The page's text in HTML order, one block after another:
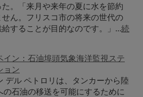
。「来月や来年の夏に水を節約
ん。フリスコ市の将来の世代の
することが目的なのです。」...続
イン：石油埠頭気象海洋監視ステ
ョン
デル ペトロリは、タンカーから陸
の石油の移送を可能にするために